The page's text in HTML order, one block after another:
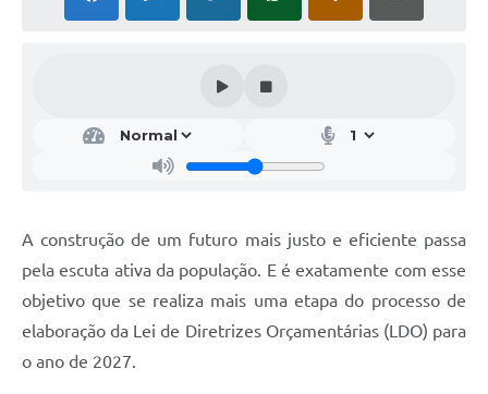
A construção de um futuro mais justo e eficiente passa
pela escuta ativa da população. E é exatamente com esse
objetivo que se realiza mais uma etapa do processo de
elaboração da Lei de Diretrizes Orçamentárias (LDO) para
o ano de 2027.